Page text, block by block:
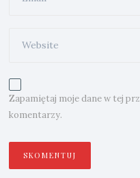
Zapamiętaj moje dane w tej
komentarzy.